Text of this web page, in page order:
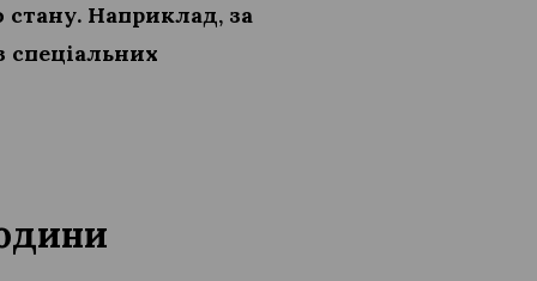
Наприклад, за
спеціальних